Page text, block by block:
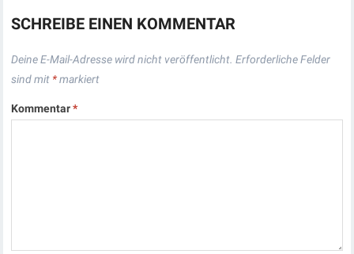
SCHREIBE EINEN KOMMENTAR
Deine E-Mail-Adresse wird nicht veröffentlicht. Erforderliche Felder
sind mit *markiert
Kommentar*